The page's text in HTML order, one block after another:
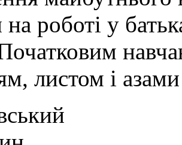
роботі у
листом і